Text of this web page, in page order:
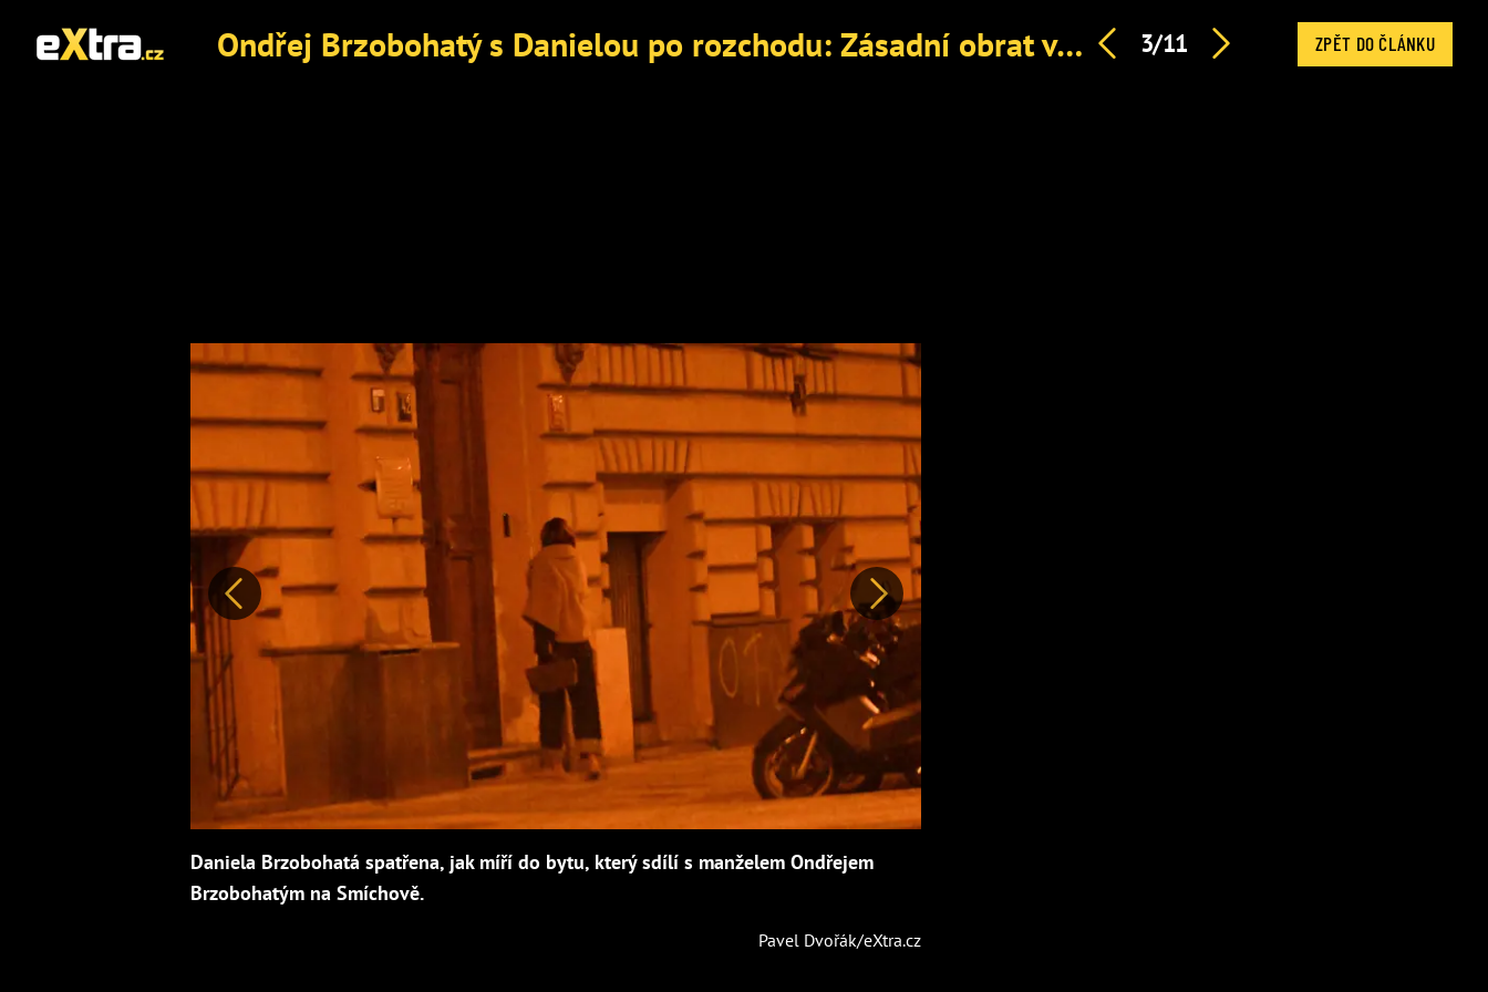
Ondřej Brzobohatý s Danielou po rozchodu: Zásadní obrat v jejich vztahu. Slova plná obdivu 3/11 ZPĚT DO ČLÁNKU
Předchozí Další
Daniela Brzobohatá spatřena, jak míří do bytu, který sdílí s manželem Ondřejem
Brzobohatým na Smíchově.
Pavel Dvořák/eXtra.cz